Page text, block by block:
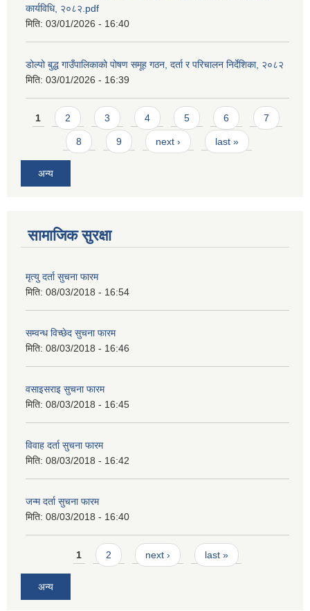
कार्यविधि, २०८२.pdf
मिति: 03/01/2026 - 16:40
डोल्पो बुद्ध गाउँपालिकाको पोषण समूह गठन, दर्ता र परिचालन निर्देशिका, २०८२
मिति: 03/01/2026 - 16:39
Pages
1 2 3 4 5 6 7
8 9 next › last »
अन्य
सामाजिक सुरक्षा
मृत्यु दर्ता सुचना फारम
मिति: 08/03/2018 - 16:54
सम्वन्ध विच्छेद सुचना फारम
मिति: 08/03/2018 - 16:46
वसाइसराइ सुचना फारम
मिति: 08/03/2018 - 16:45
विवाह दर्ता सुचना फारम
मिति: 08/03/2018 - 16:42
जन्म दर्ता सुचना फारम
मिति: 08/03/2018 - 16:40
Pages1 2 next › last »
अन्य